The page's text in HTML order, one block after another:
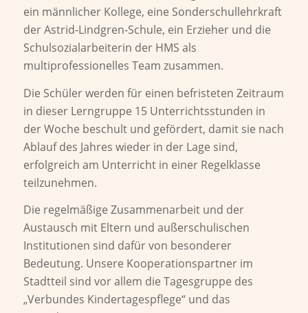
ein männlicher Kollege, eine Sonderschullehrkraft
der Astrid-Lindgren-Schule, ein Erzieher und die
Schulsozialarbeiterin der HMS als
multiprofessionelles Team zusammen.
Die Schüler werden für einen befristeten Zeitraum
in dieser Lerngruppe 15 Unterrichtsstunden in
der Woche beschult und gefördert, damit sie nach
Ablauf des Jahres wieder in der Lage sind,
erfolgreich am Unterricht in einer Regelklasse
teilzunehmen.
Die regelmäßige Zusammenarbeit und der
Austausch mit Eltern und außerschulischen
Institutionen sind dafür von besonderer
Bedeutung. Unsere Kooperationspartner im
Stadtteil sind vor allem die Tagesgruppe des
„Verbundes Kindertagespflege“ und das